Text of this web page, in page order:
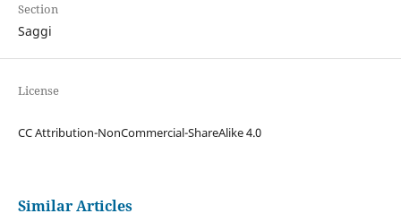
Section
Saggi
License
CC Attribution-NonCommercial-ShareAlike 4.0
Similar Articles